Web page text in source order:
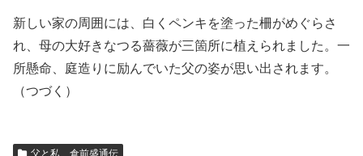
新しい家の周囲には、白くペンキを塗った柵がめぐらさ
れ、母の大好きなつる薔薇が三箇所に植えられました。一
所懸命、庭造りに励んでいた父の姿が思い出されます。
（つづく）